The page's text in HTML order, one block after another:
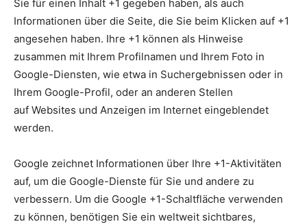
Sie für einen Inhalt +1 gegeben haben, als auch
Informationen über die Seite, die Sie beim Klicken auf +1
angesehen haben. Ihre +1 können als Hinweise
zusammen mit Ihrem Profilnamen und Ihrem Foto in
Google-Diensten, wie etwa in Suchergebnissen oder in
Ihrem Google-Profil, oder an anderen Stellen
auf Websites und Anzeigen im Internet eingeblendet
werden.
Google zeichnet Informationen über Ihre +1-Aktivitäten
auf, um die Google-Dienste für Sie und andere zu
verbessern. Um die Google +1-Schaltfläche verwenden
zu können, benötigen Sie ein weltweit sichtbares,